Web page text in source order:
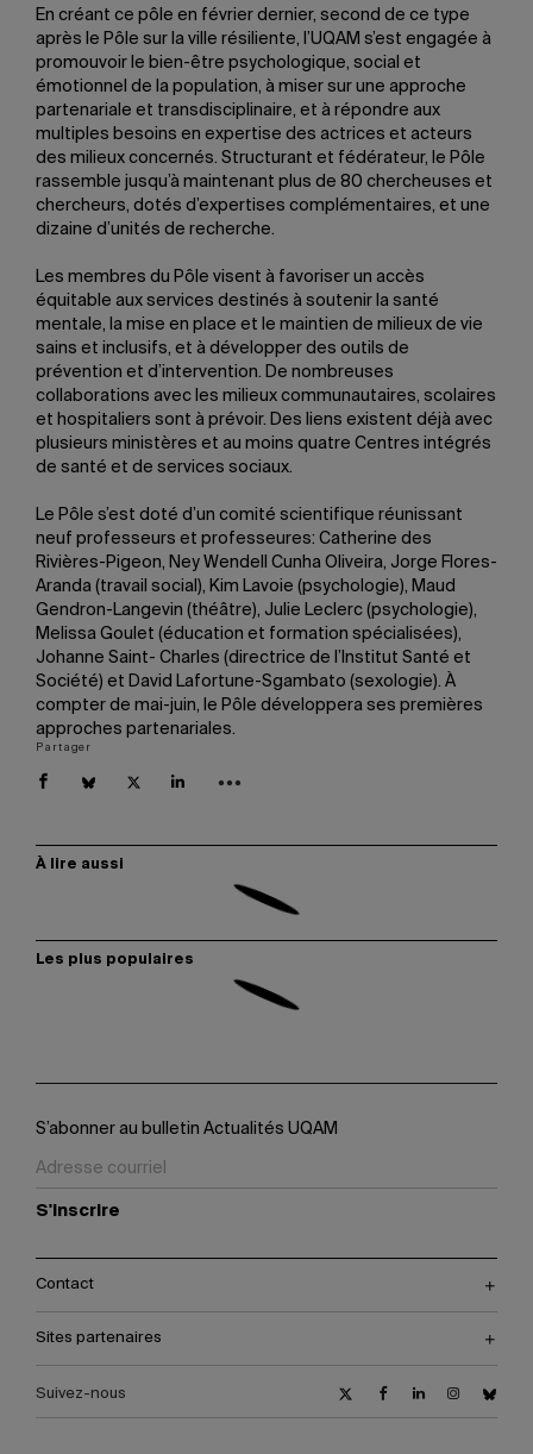
En créant ce pôle en février dernier, second de ce type
après le Pôle sur la ville résiliente, l’UQAM s’est engagée à
promouvoir le bien-être psychologique, social et
émotionnel de la population, à miser sur une approche
partenariale et transdisciplinaire, et à répondre aux
multiples besoins en expertise des actrices et acteurs
des milieux concernés. Structurant et fédérateur, le Pôle
rassemble jusqu’à maintenant plus de 80 chercheuses et
chercheurs, dotés d’expertises complémentaires, et une
dizaine d’unités de recherche.
Les membres du Pôle visent à favoriser un accès
équitable aux services destinés à soutenir la santé
mentale, la mise en place et le maintien de milieux de vie
sains et inclusifs, et à développer des outils de
prévention et d’intervention. De nombreuses
collaborations avec les milieux communautaires, scolaires
et hospitaliers sont à prévoir. Des liens existent déjà avec
plusieurs ministères et au moins quatre Centres intégrés
de santé et de services sociaux.
Le Pôle s’est doté d’un comité scientifique réunissant
neuf professeurs et professeures: Catherine des
Rivières-Pigeon, Ney Wendell Cunha Oliveira, Jorge Flores-
Aranda (travail social), Kim Lavoie (psychologie), Maud
Gendron-Langevin (théâtre), Julie Leclerc (psychologie),
Melissa Goulet (éducation et formation spécialisées),
Johanne Saint- Charles (directrice de l’Institut Santé et
Société) et David Lafortune-Sgambato (sexologie). À
compter de mai-juin, le Pôle développera ses premières
approches partenariales.
Partager
À lire aussi
Les plus populaires
S’abonner au bulletin Actualités UQAM
S'inscrire
Contact
Sites partenaires
Suivez-nous